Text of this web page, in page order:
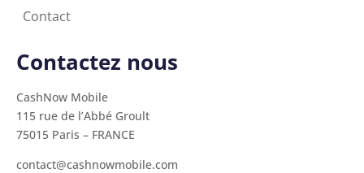
Contact
Contactez nous
CashNow Mobile
115 rue de l’Abbé Groult
75015 Paris – FRANCE
contact@cashnowmobile.com